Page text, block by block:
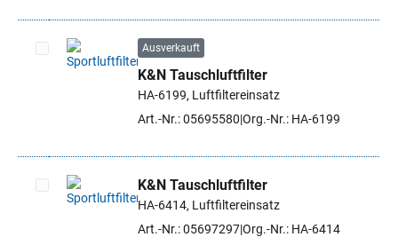
Artikel auswählen
Ausverkauft
K&N Tauschluftfilter
HA-6199, Luftfiltereinsatz
Art.-Nr.: 05695580 Org.-Nr.: HA-6199
Artikel auswählen
K&N Tauschluftfilter
HA-6414, Luftfiltereinsatz
Art.-Nr.: 05697297Org.-Nr.: HA-6414